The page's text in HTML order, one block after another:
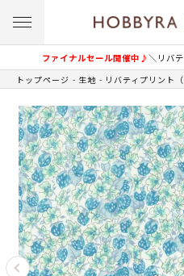
ファイナルセール開催中♪＼リバ
トップページ 生地 リバティプリント